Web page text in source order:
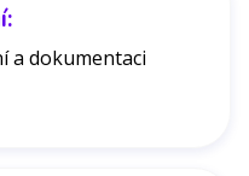
a dokumentaci